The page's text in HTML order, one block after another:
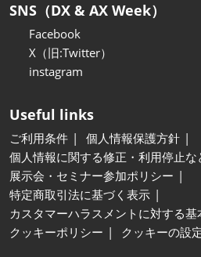
SNS（DX & AX Week）
Facebook
X（旧:Twitter）
instagram
Useful links
ご利用条件
個人情報保護方針
個人情報に関する修正・利用停止な
展示会・セミナー参加ポリシー
特定商取引法に基づく表示
カスタマーハラスメントに対する基
クッキーポリシー
クッキーの設